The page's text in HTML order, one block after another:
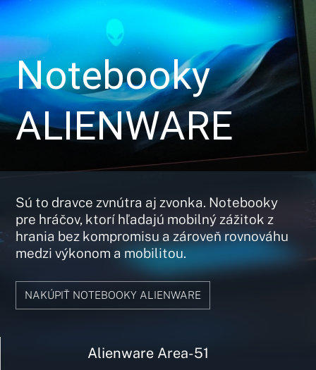
Notebooky
ALIENWARE
Sú to dravce zvnútra aj zvonka. Notebooky
pre hráčov, ktorí hľadajú mobilný zážitok z
hrania bez kompromisu a zároveň rovnováhu
medzi výkonom a mobilitou.
NAKÚPIŤ NOTEBOOKY ALIENWARE
Alienware Area-51